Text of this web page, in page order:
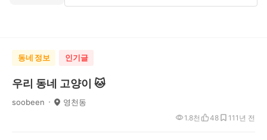
동네 정보 인기글
우리 동네 고양이 🐱
soobeen 영천동
1년 전
1.8천 48 11